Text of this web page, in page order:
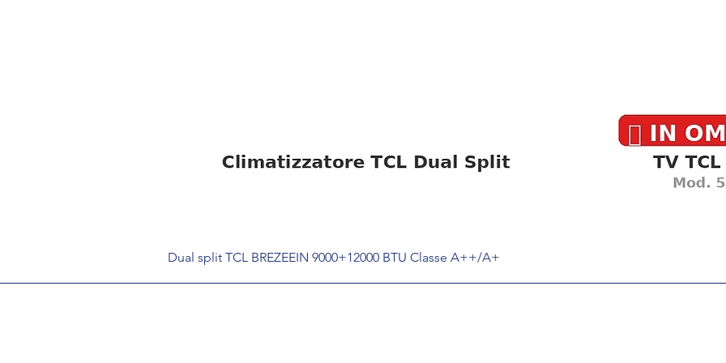
Dual split TCL BREZEEIN 9000+12000 BTU Classe A++/A+